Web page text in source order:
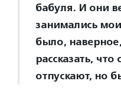
бабуля. И они
занимались
было,
рассказать,
отпускают, но